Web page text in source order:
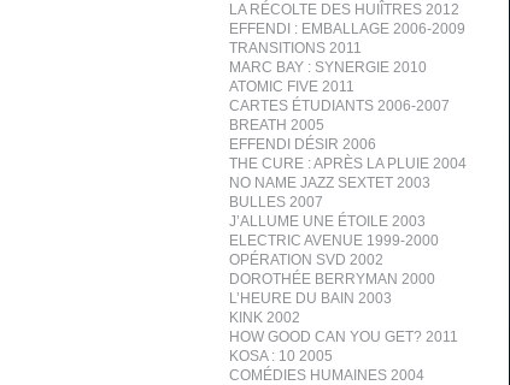
LA RÉCOLTE DES HUIÎTRES 2012
EFFENDI : EMBALLAGE 2006-2009
TRANSITIONS 2011
MARC BAY : SYNERGIE 2010
ATOMIC FIVE 2011
CARTES ÉTUDIANTS 2006-2007
BREATH 2005
EFFENDI DÉSIR 2006
THE CURE : APRÈS LA PLUIE 2004
NO NAME JAZZ SEXTET 2003
BULLES 2007
J’ALLUME UNE ÉTOILE 2003
ELECTRIC AVENUE 1999-2000
OPÉRATION SVD 2002
DOROTHÉE BERRYMAN 2000
L’HEURE DU BAIN 2003
KINK 2002
HOW GOOD CAN YOU GET? 2011
KOSA : 10 2005
COMÉDIES HUMAINES 2004